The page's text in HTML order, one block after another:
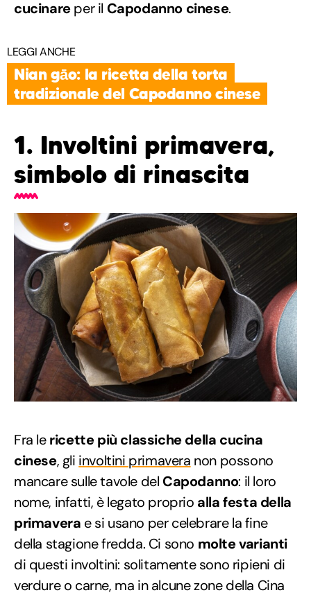
cucinareper il Capodanno cinese.
LEGGI ANCHE
Nian gāo: la ricetta della torta
tradizionale del Capodanno cinese
1. Involtini primavera,
simbolo di rinascita
Fra lericette più classiche della cucina
cinese, gli involtini primavera non possono
mancare sulle tavole del Capodanno: il loro
nome, infatti, è legato proprio alla festa della
primavera e si usano per celebrare la fine
della stagione fredda. Ci sono molte varianti
di questi involtini: solitamente sono ripieni di
verdure o carne, ma in alcune zone della Cina